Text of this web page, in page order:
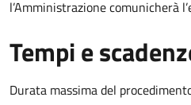
l’Amministrazione comunicherà
Tempi e
Durata massima del